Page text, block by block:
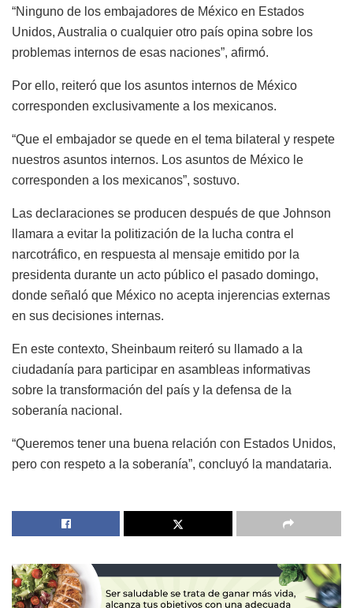
“Ninguno de los embajadores de México en Estados
Unidos, Australia o cualquier otro país opina sobre los
problemas internos de esas naciones”, afirmó.
Por ello, reiteró que los asuntos internos de México
corresponden exclusivamente a los mexicanos.
“Que el embajador se quede en el tema bilateral y respete
nuestros asuntos internos. Los asuntos de México le
corresponden a los mexicanos”, sostuvo.
Las declaraciones se producen después de que Johnson
llamara a evitar la politización de la lucha contra el
narcotráfico, en respuesta al mensaje emitido por la
presidenta durante un acto público el pasado domingo,
donde señaló que México no acepta injerencias externas
en sus decisiones internas.
En este contexto, Sheinbaum reiteró su llamado a la
ciudadanía para participar en asambleas informativas
sobre la transformación del país y la defensa de la
soberanía nacional.
“Queremos tener una buena relación con Estados Unidos,
pero con respeto a la soberanía”, concluyó la mandataria.